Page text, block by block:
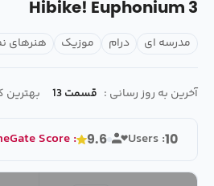
Hibike! Euphonium 3
مدرسه ای درام موزیک هنرهای
آخرین به روز رسانی : قسمت 13 بهترین
Score : 9.6 Users :10